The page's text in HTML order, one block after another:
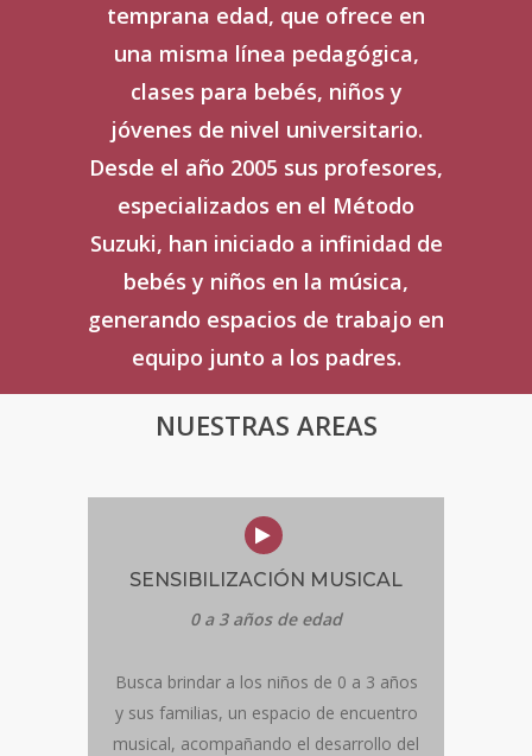
temprana edad, que ofrece en
una misma línea pedagógica,
clases para bebés, niños y
jóvenes de nivel universitario.
Desde el año 2005 sus profesores,
especializados en el Método
Suzuki, han iniciado a infinidad de
bebés y niños en la música,
generando espacios de trabajo en
equipo junto a los padres.
NUESTRAS AREAS
SENSIBILIZACIÓN MUSICAL
0 a 3 años de edad
Busca brindar a los niños de 0 a 3 años
y sus familias, un espacio de encuentro
musical, acompañando el desarrollo del